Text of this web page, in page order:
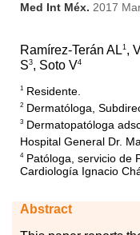
Med Int Méx. 2017
Ramírez-Terán AL1 ,
S3, Soto V4
1 Residente.
2 Dermatóloga,
3 Dermatopatóloga
Hospital General Dr.
4Patóloga, servicio de
Cardiología Ignacio
Abstract